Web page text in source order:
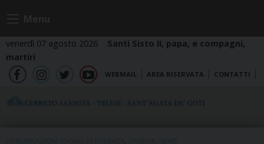
venerdì 07 agosto 2026
Santi Sisto II, papa, e compagni,
martiri
fb yt
WEBMAIL AREA RISERVATA CONTATTI